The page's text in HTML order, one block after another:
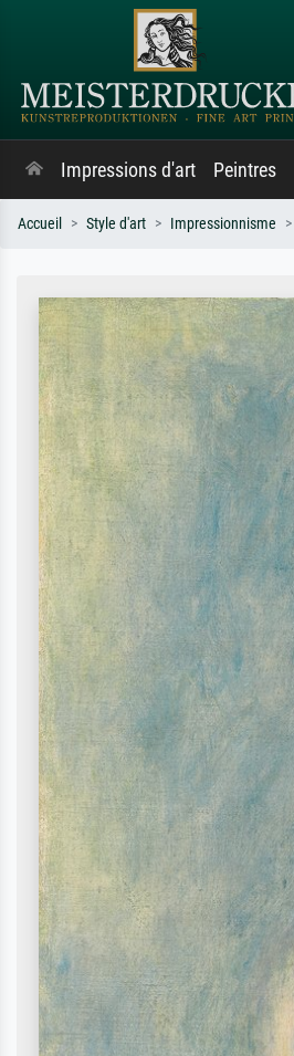
Impressions d'art Peintres
Accueil Style d'art Impressionnisme